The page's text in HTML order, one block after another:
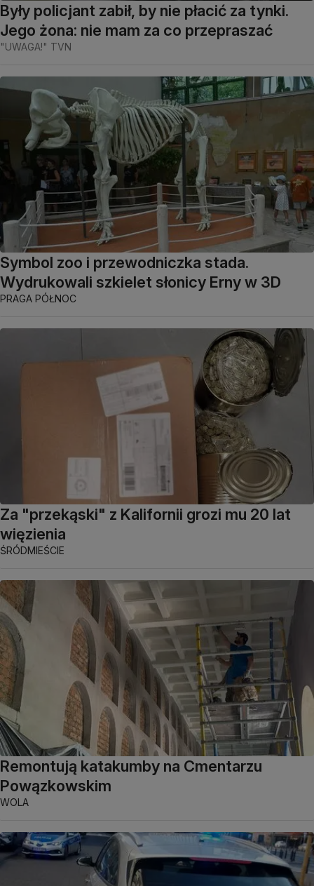
Były policjant zabił, by nie płacić za tynki.
Jego żona: nie mam za co przepraszać
"UWAGA!" TVN
Symbol zoo i przewodniczka stada.
Wydrukowali szkielet słonicy Erny w 3D
PRAGA PÓŁNOC
Za "przekąski" z Kalifornii grozi mu 20 lat
więzienia
ŚRÓDMIEŚCIE
Remontują katakumby na Cmentarzu
Powązkowskim
WOLA